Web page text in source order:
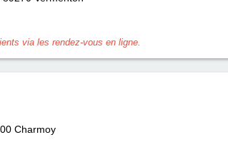
via les rendez-vous en ligne.
Charmoy